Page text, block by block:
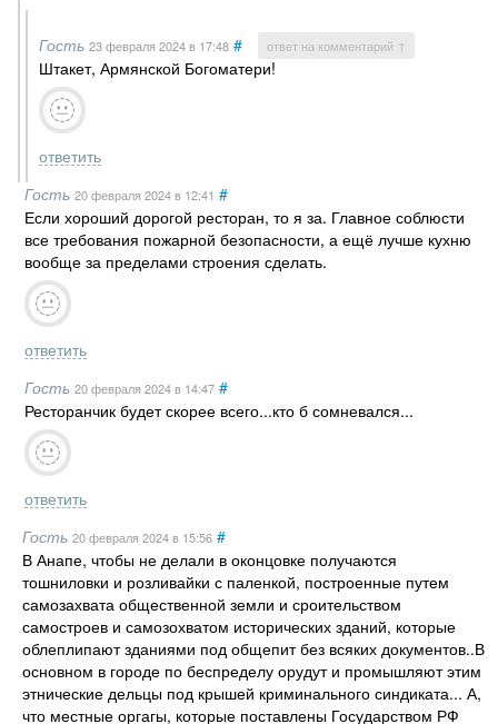
Гость 23 февраля 2024в 17:48 # ответ на комментарий ↑
Штакет, Армянской Богоматери!
ответить
Гость 20 февраля 2024в 12:41 #
Если хороший дорогой ресторан, то я за. Главное соблюсти
все требования пожарной безопасности, а ещё лучше кухню
вообще за пределами строения сделать.
ответить
Гость 20 февраля 2024в 14:47 #
Ресторанчик будет скорее всего...кто б сомневался...
ответить
Гость 20 февраля 2024в 15:56 #
В Анапе, чтобы не делали в оконцовке получаются
тошниловки и розливайки с паленкой, построенные путем
самозахвата общественной земли и сроительством
самостроев и самозохватом исторических зданий, которые
облеплипают зданиями под общепит без всяких документов..В
основном в городе по беспределу орудут и промышляют этим
этнические дельцы под крышей криминального синдиката... А,
что местные оргагы, которые поставлены Государством РФ